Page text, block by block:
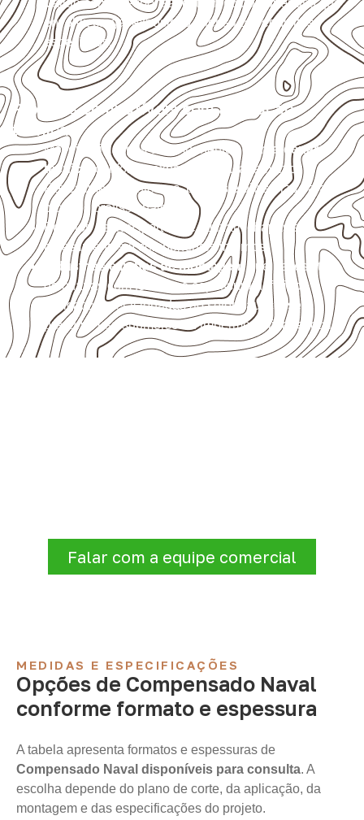
Valide com o responsável técnico qualquer uso que
envolva carga, exposição intensa ou requisitos
específicos.
Projetos compatíveis com avaliação
técnica
Móveis, divisórias e componentes de
marcenaria
técnica
, conforme exposição e acabamento.
Revestimentos internos, painéis e divisórias para
projetos profissionais.
Projetos de transporte que utilizam chapas em
revestimentos e componentes internos.
Indústrias e linhas de montagem que necessitam
de chapas com formato e espessura definidos.
Aplicações relacionadas ao setor náutico, sem
presumir uso submerso ou impermeabilidade total.
Falar com a equipe comercial
MEDIDAS E ESPECIFICAÇÕES
Opções de Compensado Naval
conforme formato e espessura
A tabela apresenta formatos e espessuras de
Compensado Naval disponíveis para consulta. A
escolha depende do plano de corte, da aplicação, da
montagem e das especificações do projeto.